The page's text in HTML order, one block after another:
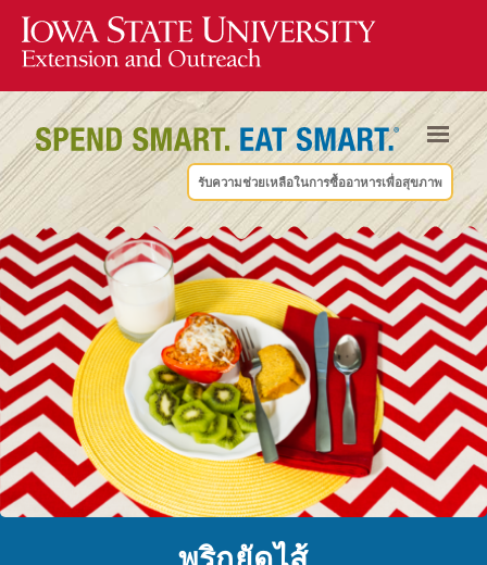
รับความช่วยเหลือในการซื้ออาหารเพื่อสุขภาพ